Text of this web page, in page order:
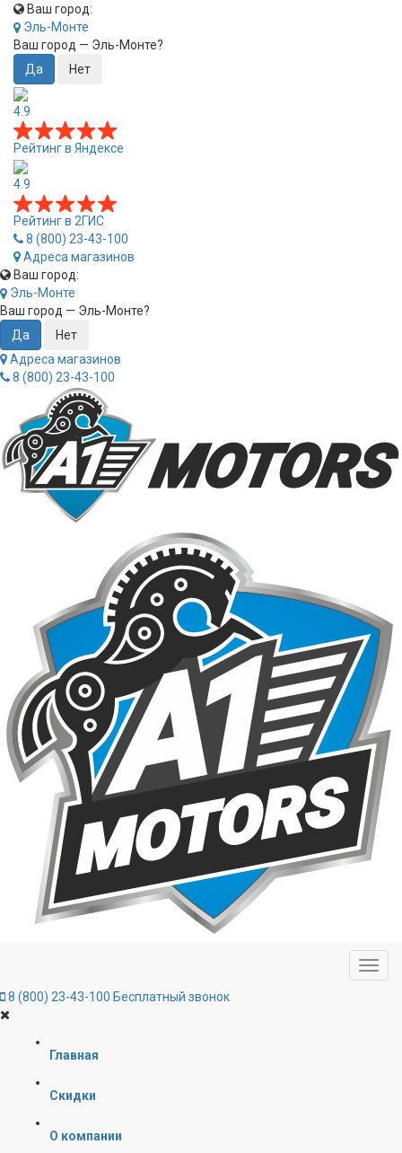
Ваш город:
Эль-Монте
Ваш город — Эль-Монте?
4.9
Рейтинг в Яндексе
4.9
Рейтинг в 2ГИС
8 (800) 23-43-100
Адреса магазинов
Ваш город:
Эль-Монте
Ваш город — Эль-Монте?
Адреса магазинов
8 (800) 23-43-100
8 (800) 23-43-100 Бесплатный звонок
Главная
Скидки
О компании